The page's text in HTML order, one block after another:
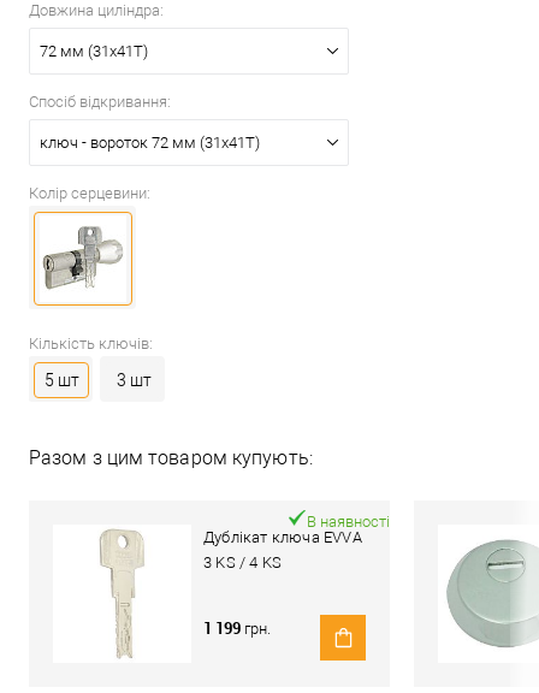
Довжина циліндра:
72 мм (31x41T)
Спосіб відкривання:
ключ - вороток 72 мм (31x41T)
Колір серцевини:
Кількість ключів:
5 шт 3 шт
Разом з цим товаром купують:
Дублікат ключа EVVA
3 KS / 4 KS
В наявності
1 199 грн.